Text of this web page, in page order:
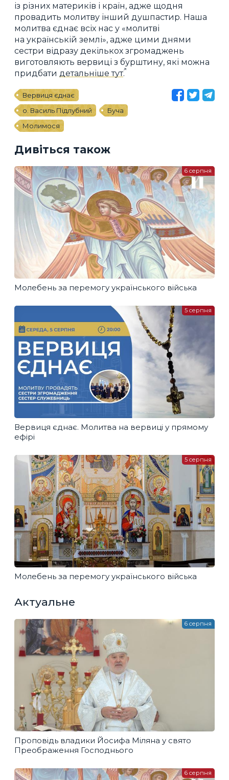
із різних материків і країн, адже щодня
провадить молитву інший душпастир. Наша
молитва єднає всіх нас у «молитві
на українській землі», адже цими днями
сестри відразу декількох згромаджень
виготовляють вервиці з бурштину, які можна
придбати детальніше тут.
Вервиця єднає
о. Василь Підлубний
Буча
Молимося
Дивіться також
Молебень за перемогу українського війська
6 серпня
Вервиця єднає. Молитва на вервиці у прямому
ефірі
5 серпня
Молебень за перемогу українського війська
5 серпня
Актуальне
Проповідь владики Йосифа Міляна у свято
Преображення Господнього
6 серпня
6 серпня